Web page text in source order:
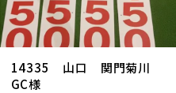
14335 山口 関門菊川
GC様